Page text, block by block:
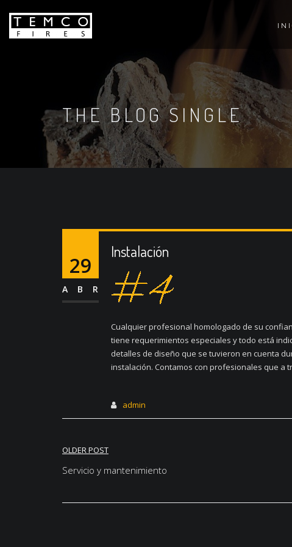
THE BLOG SINGLE
29
ABR
Instalación
Cualquier profesional homologado de su
tiene requerimientos especiales y todo está
detalles de diseño que se tuvieron en cuenta
instalación. Contamos con profesionales que a
admin
Navegación
de
entradas
OLDER POST
Servicio y mantenimiento